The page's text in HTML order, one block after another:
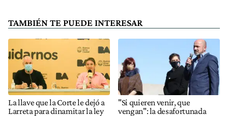
TAMBIÉN TE PUEDE INTERESAR
La llave que la Corte le dejó a
Larreta para dinamitar la ley
"Si quieren venir, que
vengan": la desafortunada